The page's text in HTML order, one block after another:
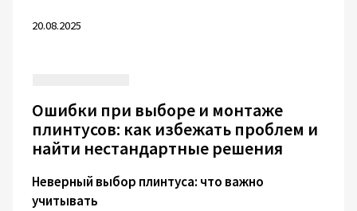
20.08.2025
Ошибки при выборе и монтаже
плинтусов: как избежать проблем и
найти нестандартные решения
Неверный выбор плинтуса: что важно
учитывать